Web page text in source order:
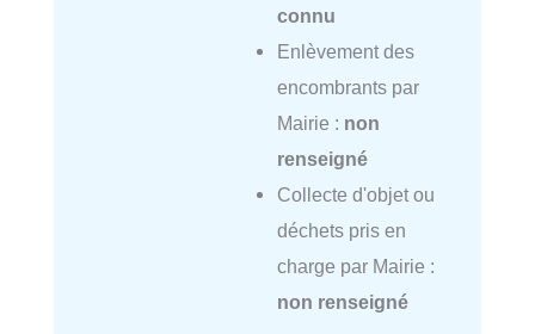
connu
Enlèvement des
encombrants par
Mairie : non
renseigné
Collecte d'objet ou
déchets pris en
charge par Mairie :
non renseigné